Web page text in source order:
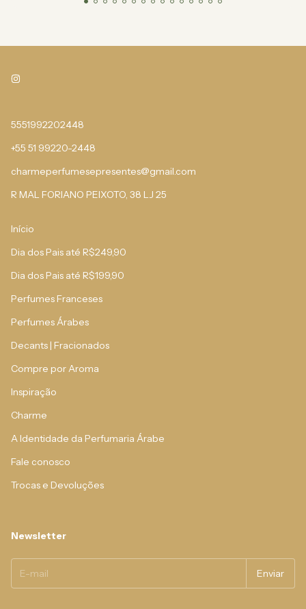
5551992202448
+55 51 99220-2448
charmeperfumesepresentes@gmail.com
R MAL FORIANO PEIXOTO, 38 LJ 25
Início
Dia dos Pais até R$249,90
Dia dos Pais até R$199,90
Perfumes Franceses
Perfumes Árabes
Decants | Fracionados
Compre por Aroma
Inspiração
Charme
A Identidade da Perfumaria Árabe
Fale conosco
Trocas e Devoluções
Newsletter